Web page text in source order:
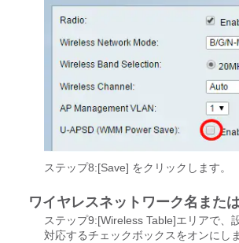
ステップ8:[Save] をクリックします。
ワイヤレスネットワーク名また
ステップ9:[Wireless Table]エリアで、
対応するチェックボックスをオンにし